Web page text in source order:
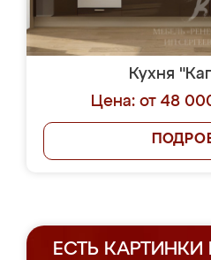
Кухня
Цена: от 48
ЕСТЬ